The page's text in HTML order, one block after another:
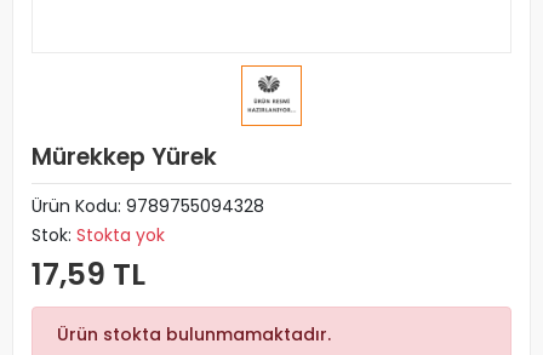
Mürekkep Yürek
Ürün Kodu: 9789755094328
Stok: Stokta yok
17,59 TL
Ürün stokta bulunmamaktadır.